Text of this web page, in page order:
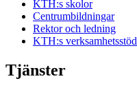
KTH:s skolor
Centrumbildningar
Rektor och ledning
KTH:s verksamhetsstöd
Tjänster